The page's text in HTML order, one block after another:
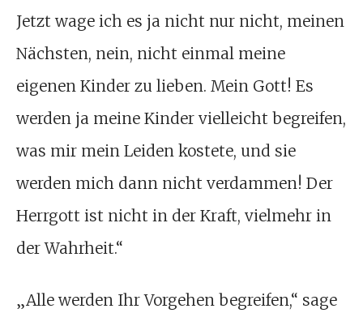
Jetzt wage ich es ja nicht nur nicht, meinen
Nächsten, nein, nicht einmal meine
eigenen Kinder zu lieben. Mein Gott! Es
werden ja meine Kinder vielleicht begreifen,
was mir mein Leiden kostete, und sie
werden mich dann nicht verdammen! Der
Herrgott ist nicht in der Kraft, vielmehr in
der Wahrheit.“
„Alle werden Ihr Vorgehen begreifen,“ sage